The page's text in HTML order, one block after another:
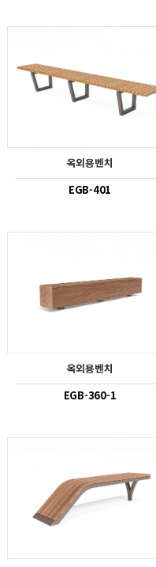
옥외용벤치
EGB-401
옥외용벤치
EGB-360-1